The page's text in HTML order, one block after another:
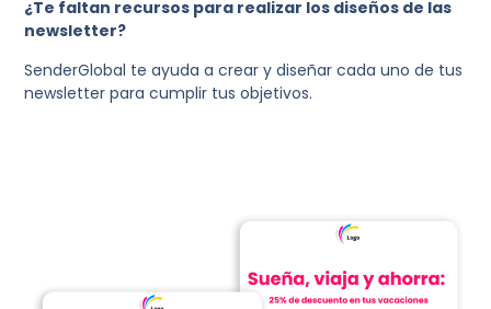
¿Te faltan recursos para realizar los diseños de las
newsletter?
SenderGlobal te ayuda a crear y diseñar cada uno de tus
newsletter para cumplir tus objetivos.